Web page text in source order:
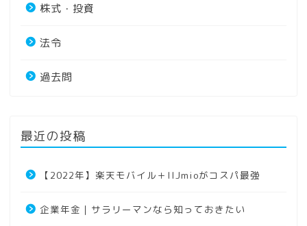
株式・投資
法令
過去問
最近の投稿
【2022年】楽天モバイル＋IIJmioがコスパ最強
企業年金｜サラリーマンなら知っておきたい